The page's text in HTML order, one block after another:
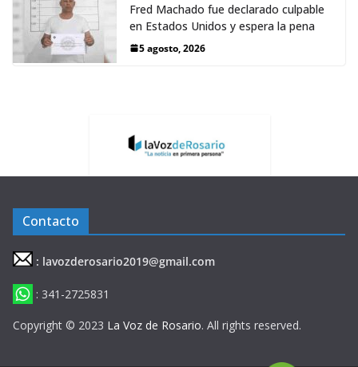
Fred Machado fue declarado culpable
en Estados Unidos y espera la pena
5 agosto, 2026
Contacto
: lavozderosario2019@gmail.com
: 341-2725831
Copyright © 2023 La Voz de Rosario. All rights reserved.